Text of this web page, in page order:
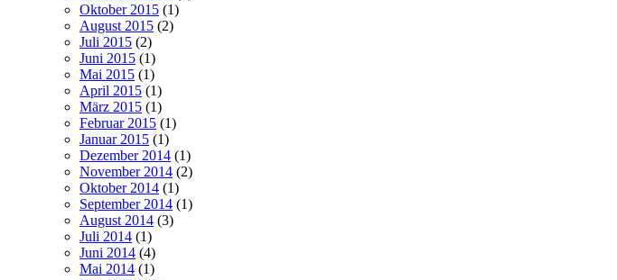
Oktober 2015 (1)
August 2015 (2)
Juli 2015 (2)
Juni 2015 (1)
Mai 2015 (1)
April 2015 (1)
März 2015 (1)
Februar 2015 (1)
Januar 2015 (1)
Dezember 2014 (1)
November 2014 (2)
Oktober 2014 (1)
September 2014 (1)
August 2014 (3)
Juli 2014 (1)
Juni 2014 (4)
Mai 2014 (1)